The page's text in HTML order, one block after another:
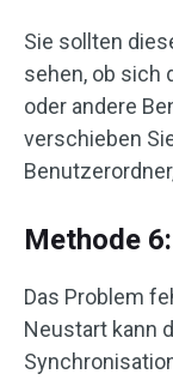
Sie sollten
sehen, ob sich
oder andere
verschieben
Methode
Das Problem
Neustart kann